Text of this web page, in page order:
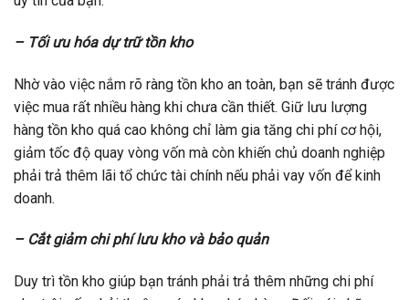
– Tối ưu hóa dự trữ tồn kho
Nhờ vào việc nắm rõ ràng tồn kho an toàn, bạn sẽ tránh được
việc mua rất nhiều hàng khi chưa cần thiết. Giữ lưu lượng
hàng tồn kho quá cao không chỉ làm gia tăng chi phí cơ hội,
giảm tốc độ quay vòng vốn mà còn khiến chủ doanh nghiệp
phải trả thêm lãi tổ chức tài chính nếu phải vay vốn để kinh
doanh.
– Cắt giảm chi phí lưu kho và bảo quản
Duy trì tồn kho giúp bạn tránh phải trả thêm những chi phí